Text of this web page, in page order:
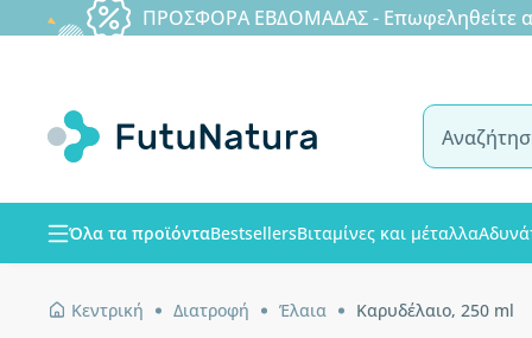
ΠΡΟΣΦΟΡΑ ΕΒΔΟΜΑΔΑΣ - Επωφεληθείτε
Όλα τα προϊόνταBestsellersΒιταμίνες και μέταλλα
Κεντρική Διατροφή Έλαια Καρυδέλαιο, 250 ml